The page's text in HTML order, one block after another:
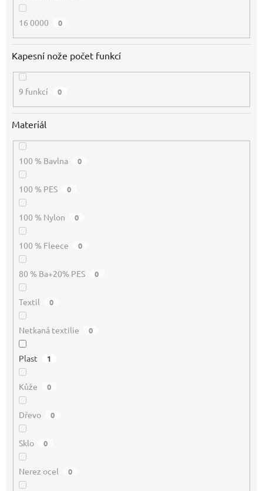
16 0000 0
Kapesní nože počet funkcí
9 funkcí 0
Materiál
100 % Bavlna 0
100 % PES 0
100 % Nylon 0
100 % Fleece 0
80 % Ba+20% PES 0
Textil 0
Netkaná textilie 0
Plast 1
Kůže 0
Dřevo 0
Sklo 0
Nerez ocel 0